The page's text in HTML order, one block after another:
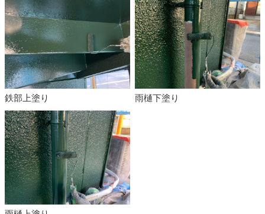
鉄部上塗り 雨樋下塗り